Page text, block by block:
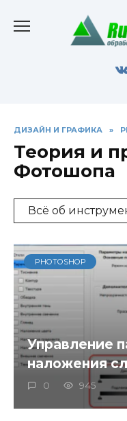
содержанию
ДИЗАЙН И ГРАФИКА »
Теория и
Фотошопа
Всё об
PHOTOSHOP
Управление
наложения
0 945